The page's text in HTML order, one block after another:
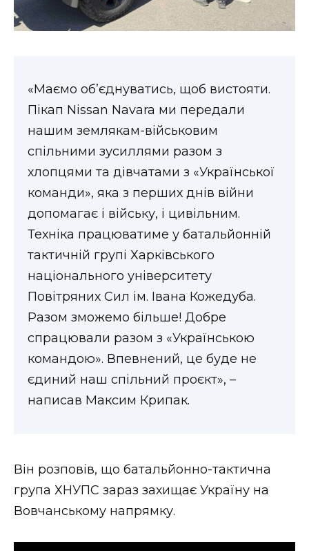
«Маємо об’єднуватись, щоб вистояти.
Пікап Nissan Navara ми передали
нашим землякам-військовим
спільними зусиллями разом з
хлопцями та дівчатами з «Української
команди», яка з перших днів війни
допомагає і війську, і цивільним.
Техніка працюватиме у батальйонній
тактичній групі Харківського
національного університету
Повітряних Сил ім. Івана Кожедуба.
Разом зможемо більше! Добре
спрацювали разом з «Українською
командою». Впевнений, це буде не
єдиний наш спільний проєкт», –
написав Максим Крипак.
Він розповів, що батальйонно-тактична
група ХНУПС зараз захищає Україну на
Вовчанському напрямку.